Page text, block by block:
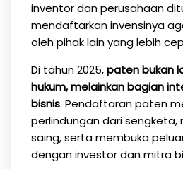
inventor dan perusahaan
mendaftarkan invensinya
oleh pihak lain yang lebih
Di tahun 2025,paten bukan
hukum, melainkan bagian
bisnis. Pendaftaran paten
perlindungan dari sengketa,
saing, serta membuka
dengan investor dan mitra